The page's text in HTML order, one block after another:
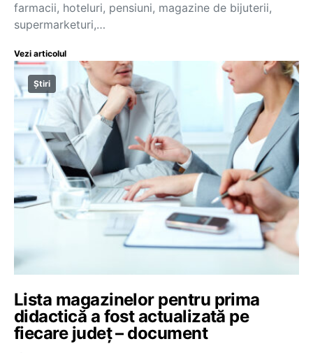
farmacii, hoteluri, pensiuni, magazine de bijuterii,
supermarketuri,…
Vezi articolul
Știri
Lista magazinelor pentru prima
didactică a fost actualizată pe
fiecare județ – document